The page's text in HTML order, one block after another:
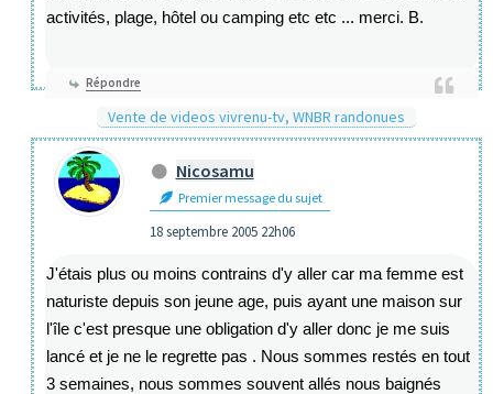
activités, plage, hôtel ou camping etc etc ... merci. B.
Répondre
Vente de videos vivrenu-tv, WNBR randonues
Nicosamu
Premier message du sujet
18 septembre 2005 22h06
J'étais plus ou moins contrains d'y aller car ma femme est
naturiste depuis son jeune age, puis ayant une maison sur
l'île c'est presque une obligation d'y aller donc je me suis
lancé et je ne le regrette pas . Nous sommes restés en tout
3 semaines, nous sommes souvent allés nous baignés